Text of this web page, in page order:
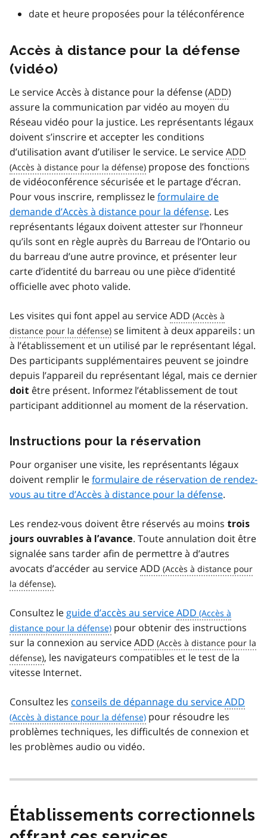
date et heure proposées pour la téléconférence
Accès à distance pour la défense
(vidéo)
Le service Accès à distance pour la défense (ADD)
assure la communication par vidéo au moyen du
Réseau vidéo pour la justice. Les représentants légaux
doivent s’inscrire et accepter les conditions
d’utilisation avant d’utiliser le service. Le serviceADD
propose des fonctions
de vidéoconférence sécurisée et le partage d’écran.
Pour vous inscrire, remplissez leformulaire de
demande d’Accès à distance pour la défense. Les
représentants légaux doivent attester sur l’honneur
qu’ils sont en règle auprès du Barreau de l’Ontario ou
du barreau d’une autre province, et présenter leur
carte d’identité du barreau ou une pièce d’identité
officielle avec photo valide.
Les visites qui font appel au serviceADD
se limitent à deux appareils : un
à l’établissement et un utilisé par le représentant légal.
Des participants supplémentaires peuvent se joindre
depuis l’appareil du représentant légal, mais ce dernier
doit être présent. Informez l’établissement de tout
participant additionnel au moment de la réservation.
Instructions pour la réservation
Pour organiser une visite, les représentants légaux
doivent remplir leformulaire de réservation de rendez-
vous au titre d’Accès à distance pour la défense.
Les rendez-vous doivent être réservés au moins trois
jours ouvrables à l’avance. Toute annulation doit être
signalée sans tarder afin de permettre à d’autres
avocats d’accéder au serviceADD
.
Consultez le guide d’accès au serviceADD
pour obtenir des instructions
sur la connexion au serviceADD
, les navigateurs compatibles et le test de la
vitesse Internet.
Consultez les conseils de dépannage du serviceADD
pour résoudre les
problèmes techniques, les difficultés de connexion et
les problèmes audio ou vidéo.
Établissements correctionnels